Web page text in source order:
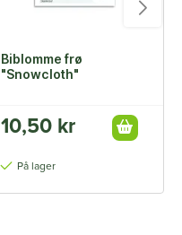
Biblomme frø
"Snowcloth"
10,50 kr
På lager